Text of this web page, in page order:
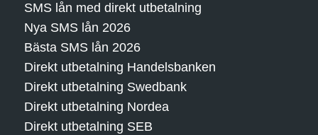
SMS lån med direkt utbetalning
Nya SMS lån 2026
Bästa SMS lån 2026
Direkt utbetalning Handelsbanken
Direkt utbetalning Swedbank
Direkt utbetalning Nordea
Direkt utbetalning SEB